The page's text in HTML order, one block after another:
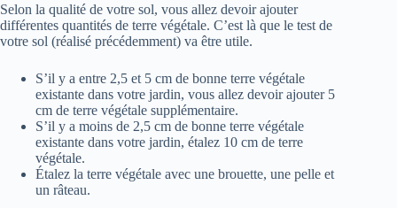
Selon la qualité de votre sol, vous allez devoir ajouter
différentes quantités de terre végétale. C’est là que le test de
votre sol (réalisé précédemment) va être utile.
S’il y a entre 2,5 et 5 cm de bonne terre végétale
existante dans votre jardin, vous allez devoir ajouter 5
cm de terre végétale supplémentaire.
S’il y a moins de 2,5 cm de bonne terre végétale
existante dans votre jardin, étalez 10 cm de terre
végétale.
Étalez la terre végétale avec une brouette, une pelle et
un râteau.